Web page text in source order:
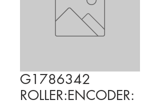
G1786342
ROLLER:ENCODER: